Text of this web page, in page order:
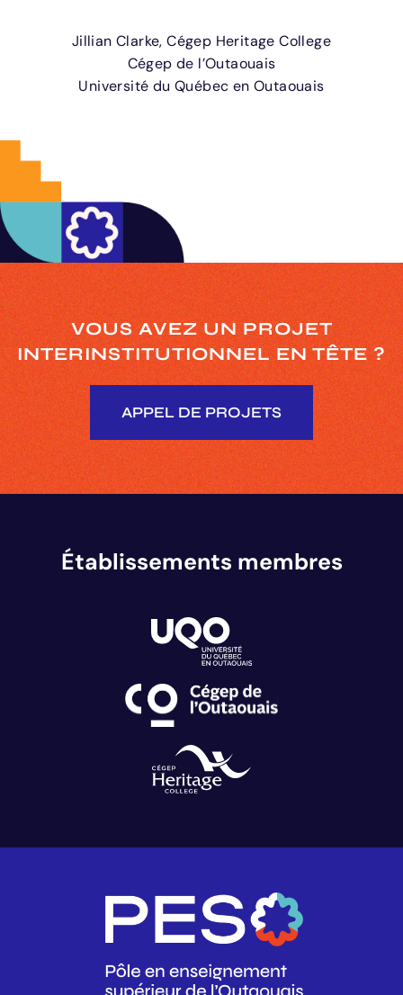
Jillian Clarke, Cégep Heritage College
Cégep de l’Outaouais
Université du Québec en Outaouais
VOUS AVEZ UN PROJET
INTERINSTITUTIONNELEN TÊTE ?
APPEL DE PROJETS
Établissements membres